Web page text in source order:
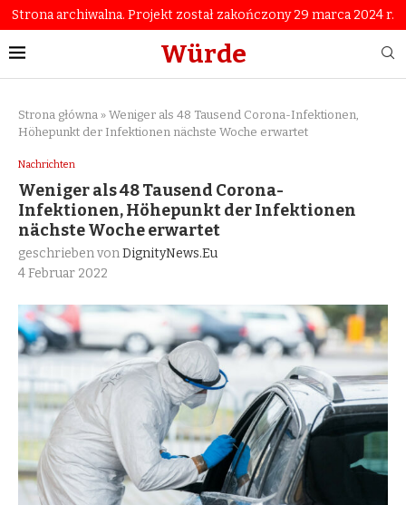
Strona archiwalna. Projekt został zakończony 29 marca 2024 r.
Würde
Strona główna » Weniger als 48 Tausend Corona-Infektionen,
Höhepunkt der Infektionen nächste Woche erwartet
Nachrichten
Weniger als 48 Tausend Corona-
Infektionen, Höhepunkt der Infektionen
nächste Woche erwartet
geschrieben vonDignityNews.eu
4 Februar 2022